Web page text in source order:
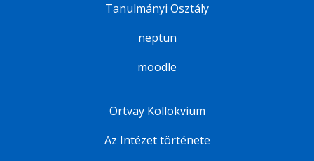
Tanulmányi Osztály
neptun
moodle
Ortvay Kollokvium
Az Intézet története